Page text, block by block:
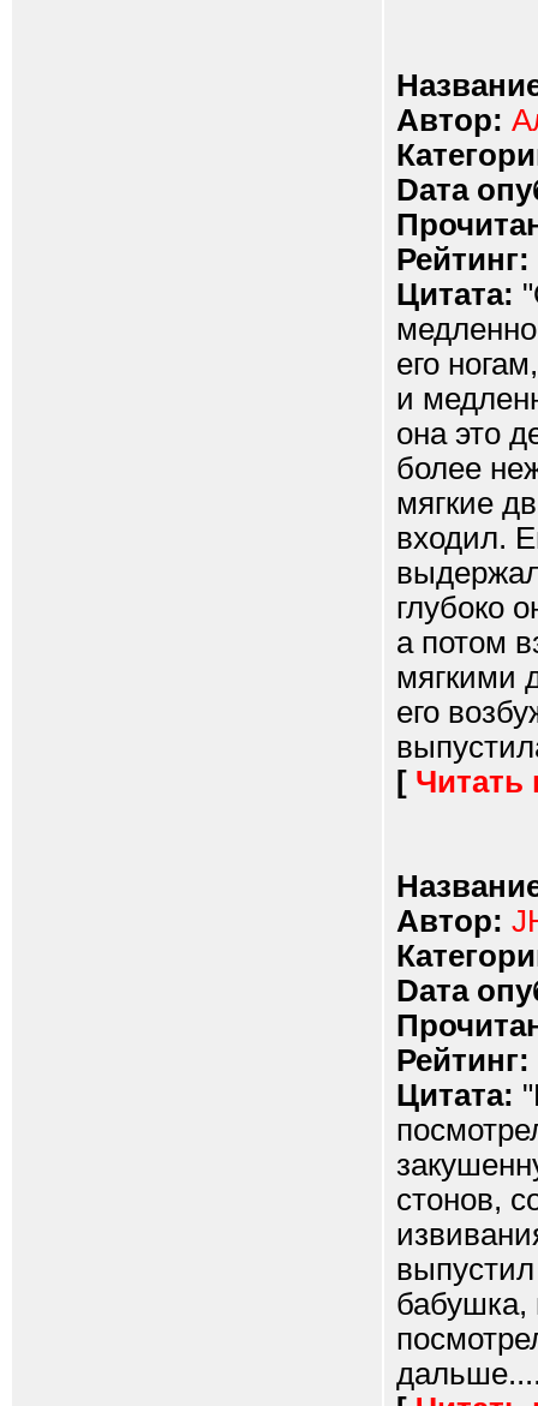
Автор:
Dата
Рейтинг:
Цитата:
его
и
она это
более
мягкие
входил.
выдержал
глубоко
а потом
мягкими
его
[ Читать
Автор:
Dата
Рейтинг:
Цитата:
стонов,
бабушка,